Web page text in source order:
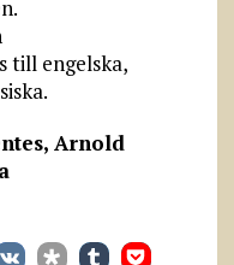
till engelska,
Arnold